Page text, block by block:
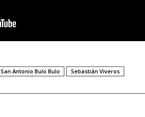
San Antonio Bulo Bulo Sebastián Viveros